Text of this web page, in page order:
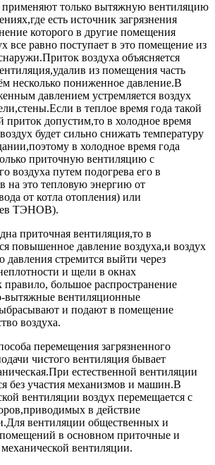
применяют только вытяжную вентиляцию
есть источник загрязнения
которого в другие помещения
все равно поступает в это помещение из
воздуха объясняется
из помещения часть
несколько пониженное давление.В
давлением устремляется воздух
в теплое время года такой
приток допустим,то в холодное время
будет сильно снижать температуру
в холодное время года
приточную вентиляцию с
воздуха путем подогрева его в
на это тепловую энергию от
от котла отопления) или
ТЭНОВ).
приточная вентиляция,то в
повышенное давление воздуха,и воздух
давления стремится выйти через
и щели в окнах
большое распространение
вытяжные вентиляционные
и подают в помещение
воздуха.
перемещения загрязненного
чистого вентиляция бывает
естественной вентиляции
без участия механизмов и машин.В
вентиляции воздух перемещается с
в действие
вентиляции общественных и
в основном приточные и
вентиляции.